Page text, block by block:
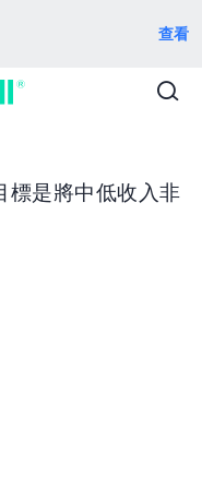
查看
標是將中低收入非